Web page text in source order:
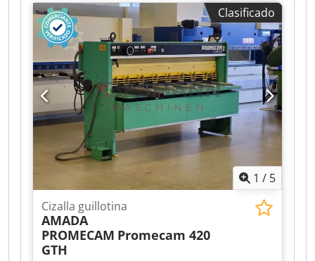
trabajo:1.030 mm, espesor de chapa (máx.):2
mm, espesor chapa acero (máx.):2 mm, tensión
de entrada:380 V, corriente de entrada:13 A,
frecuencia de entrada:50 Hz, tensión de control:
220 V, Cizalla de guillotina usada Fasti, modelo
506/10/2,5, año de fabricación 1969 Dsdpfey
Hhiasx Aftjkr
Clasificado
1 / 5
Cizalla guillotina
AMADA
PROMECAM Promecam 420
GTH